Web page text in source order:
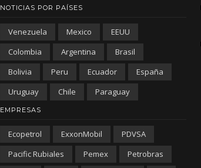
NOTICIAS POR PAÍSES
Venezuela Mexico
EEUU
Colombia
Argentina
Brasil
Bolivia
Peru Ecuador
España
Uruguay
Chile Paraguay
EMPRESAS
Ecopetrol ExxonMobil
PDVSA
Pacific Rubiales
Pemex
Petrobras